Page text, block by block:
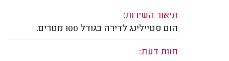
תיאור השירות:
הום סטיילינג לדירה בגודל 100 מטרים.
חוות דעת: